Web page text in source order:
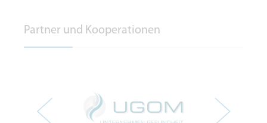
Partner und Kooperationen